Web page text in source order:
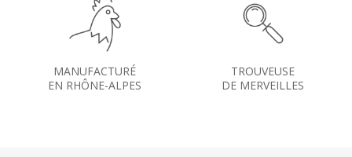
MANUFACTURÉ
EN RHÔNE-ALPES
TROUVEUSE
DE MERVEILLES